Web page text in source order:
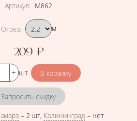
Артикул: М862
Подобрать вариант
Отрез: м
Цена
209 ₽
шт
Запросить скидку
–2 шт, Калининград – нет